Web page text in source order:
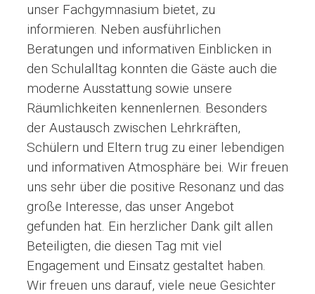
unser Fachgymnasium bietet, zu
informieren. Neben ausführlichen
Beratungen und informativen Einblicken in
den Schulalltag konnten die Gäste auch die
moderne Ausstattung sowie unsere
Räumlichkeiten kennenlernen. Besonders
der Austausch zwischen Lehrkräften,
Schülern und Eltern trug zu einer lebendigen
und informativen Atmosphäre bei. Wir freuen
uns sehr über die positive Resonanz und das
große Interesse, das unser Angebot
gefunden hat. Ein herzlicher Dank gilt allen
Beteiligten, die diesen Tag mit viel
Engagement und Einsatz gestaltet haben.
Wir freuen uns darauf, viele neue Gesichter